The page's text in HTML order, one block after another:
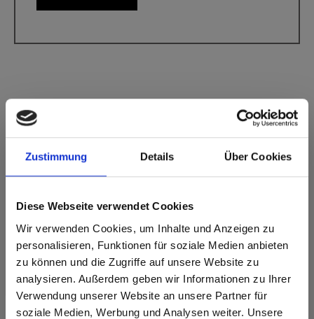
Zustimmung Details Über Cookies
Diese Webseite verwendet Cookies
Wir verwenden Cookies, um Inhalte und Anzeigen zu
personalisieren, Funktionen für soziale Medien anbieten
zu können und die Zugriffe auf unsere Website zu
analysieren. Außerdem geben wir Informationen zu Ihrer
Verwendung unserer Website an unsere Partner für
soziale Medien, Werbung und Analysen weiter. Unsere
Amadeo Oak
rekening mee bij optimalisatie en het zagen.
Productkenmerken
Gemakkelijk schoon te
maken
Slagvast